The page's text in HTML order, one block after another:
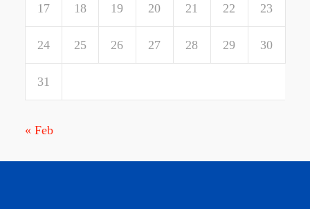
17 18 19 20 21 22 23
24 25 26 27 28 29 30
31
« Feb